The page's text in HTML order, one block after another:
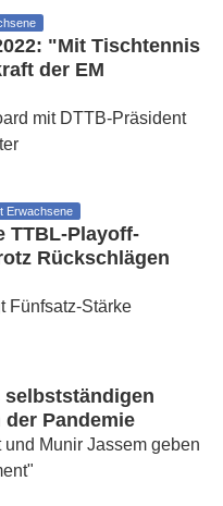
"Mit Tischtennis
der EM
mit DTTB-Präsident
Erwachsene
TTBL-Playoff-
Rückschlägen
Fünfsatz-Stärke
selbstständigen
Pandemie
und Munir Jassem geben